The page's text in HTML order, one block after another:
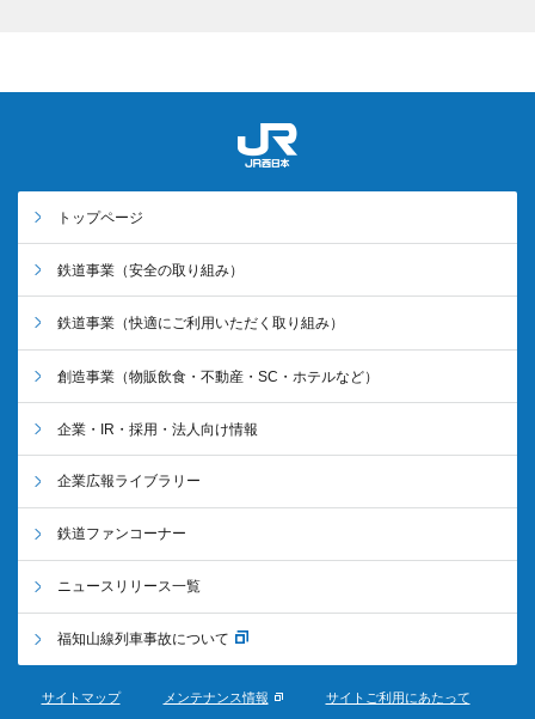
トップページ
鉄道事業 （安全の取り組み）
鉄道事業 （快適にご利用いただく取り組み）
創造事業 （物販飲食・不動産・SC・ホテルなど）
企業・IR・採用・法人向け情報
企業広報ライブラリー
鉄道ファンコーナー
ニュースリリース一覧
福知山線列車事故について
サイトマップ メンテナンス情報 サイトご利用にあたって